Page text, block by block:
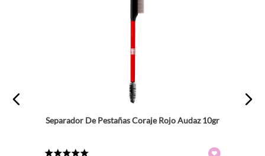
Separador De Pestañas Coraje Rojo Audaz 10gr